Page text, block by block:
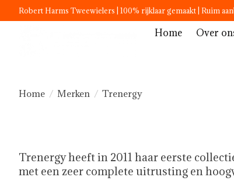
Robert Harms Tweewielers | 100% rijklaar gemaakt | Ruim
Home Over
Home / Merken / Trenergy
Trenergy heeft in 2011 haar eerste
met een zeer complete uitrusting en